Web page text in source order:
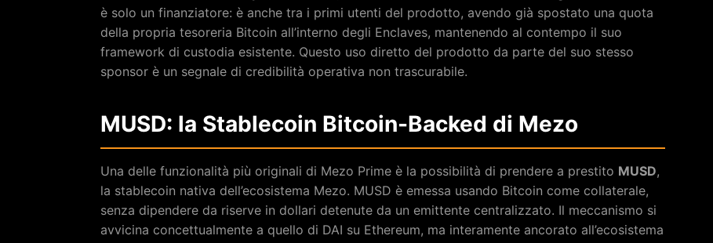
è solo un finanziatore: è anche tra i primi utenti del prodotto, avendo già spostato una quota
della propria tesoreria Bitcoin all’interno degli Enclaves, mantenendo al contempo il suo
framework di custodia esistente. Questo uso diretto del prodotto da parte del suo stesso
sponsor è un segnale di credibilità operativa non trascurabile.
MUSD: la Stablecoin Bitcoin-Backed di Mezo
Una delle funzionalità più originali di Mezo Prime è la possibilità di prendere a prestito MUSD,
la stablecoin nativa dell’ecosistema Mezo. MUSD è emessa usando Bitcoin come collaterale,
senza dipendere da riserve in dollari detenute da un emittente centralizzato. Il meccanismo si
avvicina concettualmente a quello di DAI su Ethereum, ma interamente ancorato all’ecosistema